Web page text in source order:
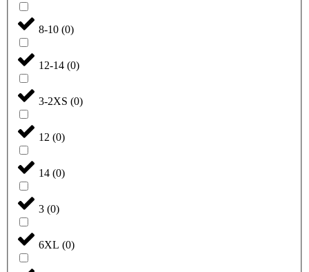
8-10 (0)
12-14 (0)
3-2XS (0)
12 (0)
14 (0)
3 (0)
6XL (0)